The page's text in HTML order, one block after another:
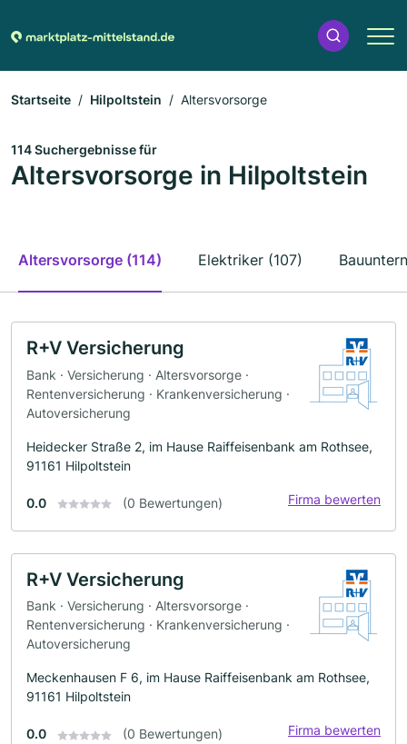
Startseite Hilpoltstein Altersvorsorge
114 Suchergebnisse für
Altersvorsorge in Hilpoltstein
Altersvorsorge (114) Elektriker (107)
R+V Versicherung
Bank · Versicherung · Altersvorsorge ·
Rentenversicherung · Krankenversicherung ·
Autoversicherung
Heidecker Straße 2, im Hause Raiffeisenbank am Rothsee,
91161 Hilpoltstein
0.0 (0 Bewertungen) Firma bewerten
R+V Versicherung
Bank · Versicherung · Altersvorsorge ·
Rentenversicherung · Krankenversicherung ·
Autoversicherung
Meckenhausen F 6, im Hause Raiffeisenbank am Rothsee,
91161 Hilpoltstein
0.0 (0 Bewertungen) Firma bewerten